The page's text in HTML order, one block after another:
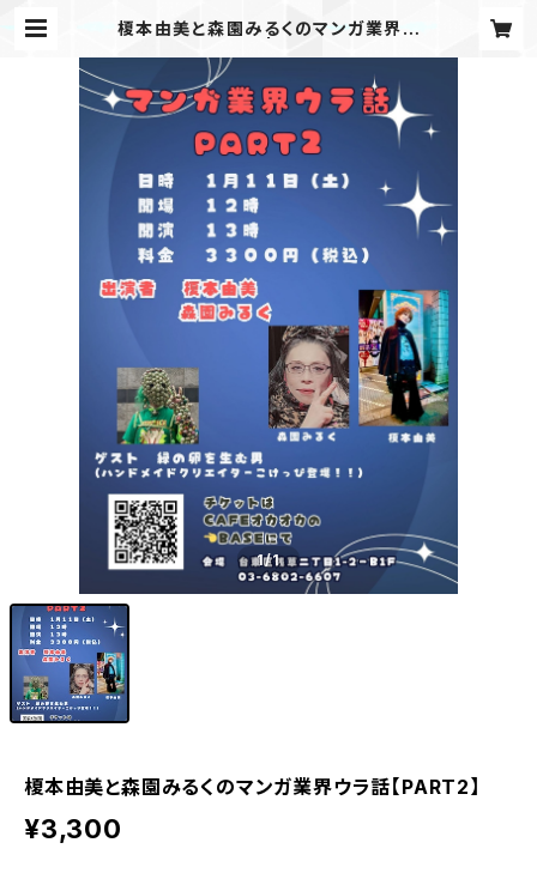
榎本由美と森園みるくのマンガ業界ウ
1/1
榎本由美と森園みるくのマンガ業界ウラ話【PART2】
¥3,300